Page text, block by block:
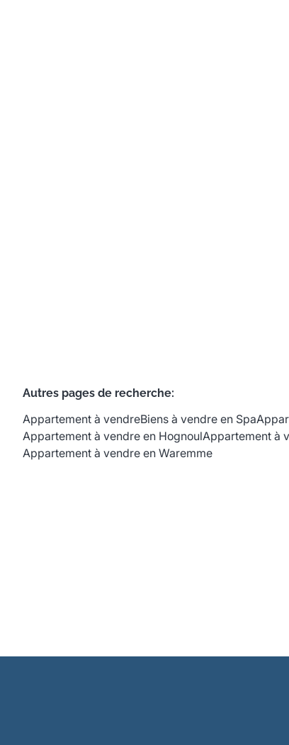
Autres pages de recherche:
Appartement à vendreBiens à vendre en Spa
Appartement à vendre en HognoulAppartement à
Appartement à vendre en Waremme